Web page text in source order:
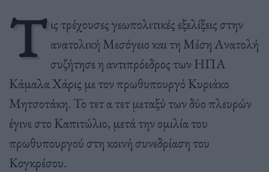
Τ ις τρέχουσες γεωπολιτικές εξελίξεις στην
ανατολική Μεσόγειο και τη Μέση Ανατολή
συζήτησε η αντιπρόεδρος των ΗΠΑ
Κάμαλα Χάρις με τον πρωθυπουργό Κυριάκο
Μητσοτάκη. Το τετ α τετ μεταξύ των δύο πλευρών
έγινε στο Καπιτώλιο, μετά την ομιλία του
πρωθυπουργού στη κοινή συνεδρίαση του
Κογκρέσου.